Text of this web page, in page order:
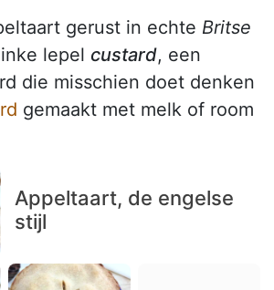
gerust in echte Britse
lepel custard, een
die misschien doet denken
gemaakt met melk of room
Appeltaart, de engelse
stijl